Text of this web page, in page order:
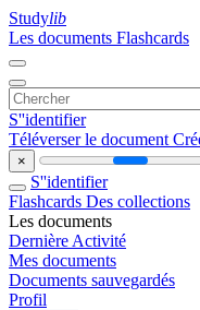
Studylib
Les documents Flashcards
S''identifier
Téléverser le document
×
S''identifier
Flashcards Des collections
Les documents
Dernière Activité
Mes documents
Documents sauvegardés
Profil